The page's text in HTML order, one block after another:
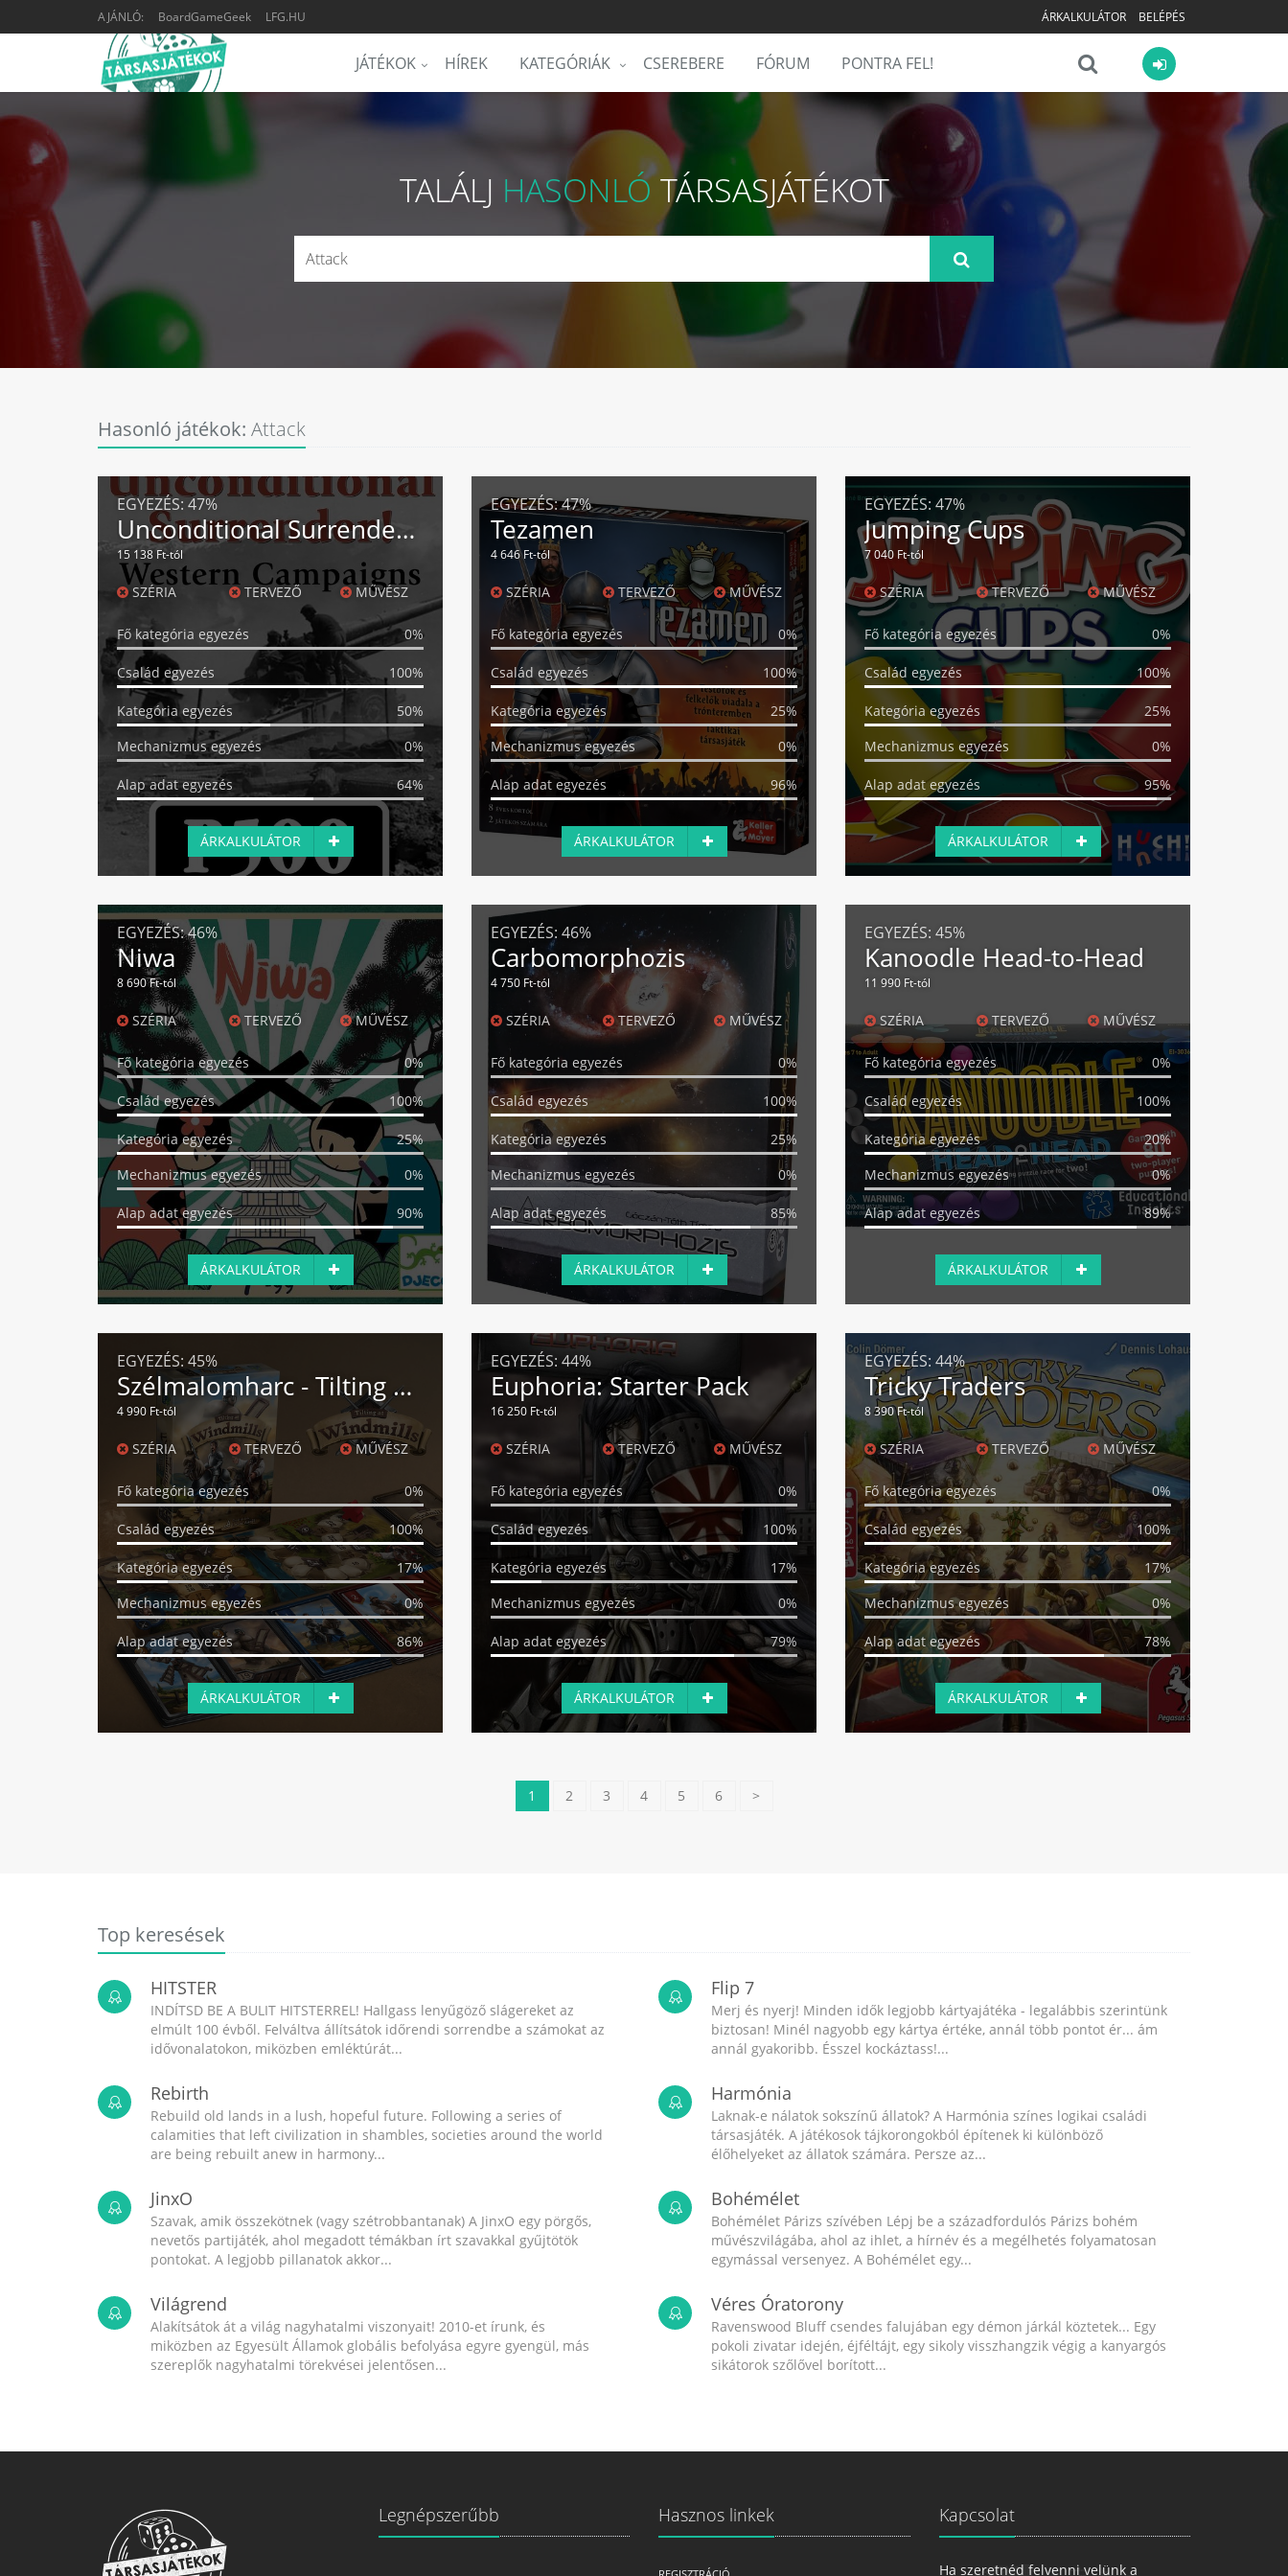
AJÁNLÓ: BoardGameGeek LFG.HU ÁRKALKULÁTOR BELÉPÉS
JÁTÉKOK HÍREK KATEGÓRIÁK CSEREBERE FÓRUM PONTRA FEL!
TALÁLJ HASONLÓTÁRSASJÁTÉKOT
Hasonló játékok: Attack
EGYEZÉS:47%
Unconditional Surrender! Western Campaigns
15 138 Ft-tól
SZÉRIA TERVEZŐ MŰVÉSZ
Fő kategória egyezés 0%
Család egyezés 100%
Kategória egyezés
50%
Mechanizmus egyezés
0%
Alap adat egyezés 64%
ÁRKALKULÁTOR
EGYEZÉS:47%
Tezamen
4 646 Ft-tól
SZÉRIA TERVEZŐ MŰVÉSZ
Fő kategória egyezés 0%
Család egyezés 100%
Kategória egyezés
25%
Mechanizmus egyezés
0%
Alap adat egyezés 96%
ÁRKALKULÁTOR
EGYEZÉS: 47%
Jumping Cups
7 040 Ft-tól
SZÉRIA TERVEZŐ MŰVÉSZ
Fő kategória egyezés 0%
Család egyezés 100%
Kategória egyezés
25%
Mechanizmus egyezés
0%
Alap adat egyezés 95%
ÁRKALKULÁTOR
EGYEZÉS:46%
Niwa
8 690 Ft-tól
SZÉRIA TERVEZŐ MŰVÉSZ
Fő kategória egyezés 0%
Család egyezés 100%
Kategória egyezés
25%
Mechanizmus egyezés
0%
Alap adat egyezés 90%
ÁRKALKULÁTOR
EGYEZÉS: 46%
Carbomorphozis
4 750 Ft-tól
SZÉRIA TERVEZŐ MŰVÉSZ
Fő kategória egyezés 0%
Család egyezés 100%
Kategória egyezés
25%
Mechanizmus egyezés
0%
Alap adat egyezés 85%
ÁRKALKULÁTOR
EGYEZÉS: 45%
Kanoodle Head-to-Head
11 990 Ft-tól
SZÉRIA TERVEZŐ MŰVÉSZ
Fő kategória egyezés 0%
Család egyezés 100%
Kategória egyezés
20%
Mechanizmus egyezés
0%
Alap adat egyezés 89%
ÁRKALKULÁTOR
EGYEZÉS: 45%
Szélmalomharc - Tilting at Windmills
4 990 Ft-tól
SZÉRIA TERVEZŐ MŰVÉSZ
Fő kategória egyezés 0%
Család egyezés 100%
Kategória egyezés
17%
Mechanizmus egyezés
0%
Alap adat egyezés 86%
ÁRKALKULÁTOR
EGYEZÉS: 44%
Euphoria: Starter Pack
16 250 Ft-tól
SZÉRIA TERVEZŐ MŰVÉSZ
Fő kategória egyezés 0%
Család egyezés 100%
Kategória egyezés
17%
Mechanizmus egyezés
0%
Alap adat egyezés 79%
ÁRKALKULÁTOR
EGYEZÉS: 44%
Tricky Traders
8 390 Ft-tól
SZÉRIA TERVEZŐ MŰVÉSZ
Fő kategória egyezés 0%
Család egyezés 100%
Kategória egyezés
17%
Mechanizmus egyezés
0%
Alap adat egyezés 78%
ÁRKALKULÁTOR
1 2 3 4 5 6 >
Top keresések
HITSTER
INDÍTSD BE A BULIT HITSTERREL! Hallgass lenyűgöző slágereket az
elmúlt 100 évből. Felváltva állítsátok időrendi sorrendbe a számokat az
idővonalatokon, miközben emléktúrát...
Rebirth
Rebuild old lands in a lush, hopeful future. Following a series of
calamities that left civilization in shambles, societies around the world
are being rebuilt anew in harmony...
JinxO
Szavak, amik összekötnek (vagy szétrobbantanak) A JinxO egy pörgős,
nevetős partijáték, ahol megadott témákban írt szavakkal gyűjtötök
pontokat. A legjobb pillanatok akkor...
Világrend
Alakítsátok át a világ nagyhatalmi viszonyait! 2010-et írunk, és
miközben az Egyesült Államok globális befolyása egyre gyengül, más
szereplők nagyhatalmi törekvései jelentősen...
Flip 7
Merj és nyerj! Minden idők legjobb kártyajátéka - legalábbis szerintünk
biztosan! Minél nagyobb egy kártya értéke, annál több pontot ér... ám
annál gyakoribb. Ésszel kockáztass!...
Harmónia
Laknak-e nálatok sokszínű állatok? A Harmónia színes logikai családi
társasjáték. A játékosok tájkorongokból építenek ki különböző
élőhelyeket az állatok számára. Persze az...
Bohémélet
Bohémélet Párizs szívében Lépj be a századfordulós Párizs bohém
művészvilágába, ahol az ihlet, a hírnév és a megélhetés folyamatosan
egymással versenyez. A Bohémélet egy...
Véres Óratorony
Ravenswood Bluff csendes falujában egy démon járkál köztetek... Egy
pokoli zivatar idején, éjféltájt, egy sikoly visszhangzik végig a kanyargós
sikátorok szőlővel borított...
Legnépszerűbb Hasznos linkek Kapcsolat
Ha szeretnéd felvenni velünk a